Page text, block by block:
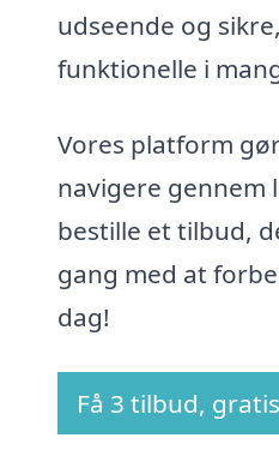
udseende og
funktionelle i
Vores platform
navigere gennem
bestille et tilbud,
gang med at
dag!
Få 3 tilbud,